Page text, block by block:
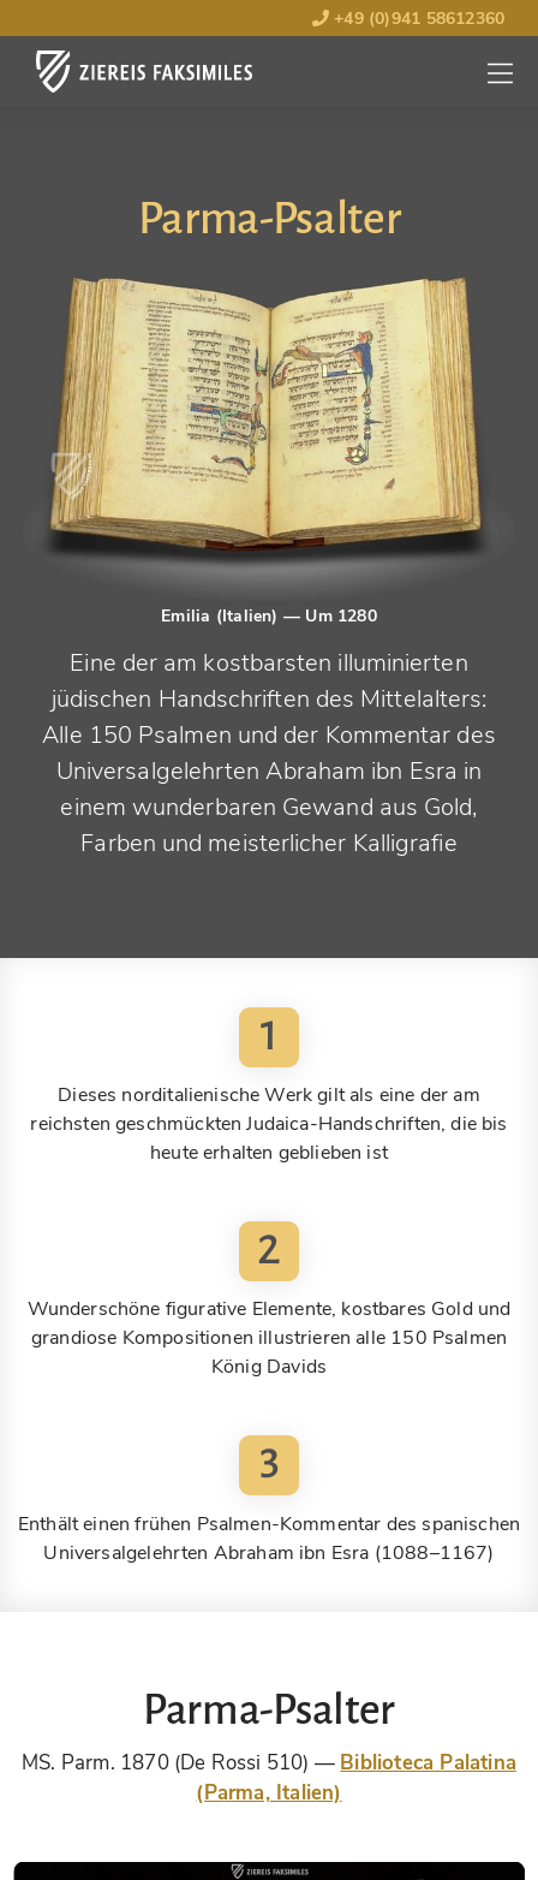
+49 (0)941 58612360
MENÜ
Parma-Psalter
Emilia (Italien) — Um 1280
Eine der am kostbarsten illuminierten
jüdischen Handschriften des Mittelalters:
Alle 150 Psalmen und der Kommentar des
Universalgelehrten Abraham ibn Esra in
einem wunderbaren Gewand aus Gold,
Farben und meisterlicher Kalligrafie
1
Dieses norditalienische Werk gilt als eine der am
reichsten geschmückten Judaica-Handschriften, die bis
heute erhalten geblieben ist
2
Wunderschöne figurative Elemente, kostbares Gold und
grandiose Kompositionen illustrieren alle 150 Psalmen
König Davids
3
Enthält einen frühen Psalmen-Kommentar des spanischen
Universalgelehrten Abraham ibn Esra (1088–1167)
Parma-Psalter
MS. Parm. 1870 (De Rossi 510)
Biblioteca Palatina
(Parma, Italien)